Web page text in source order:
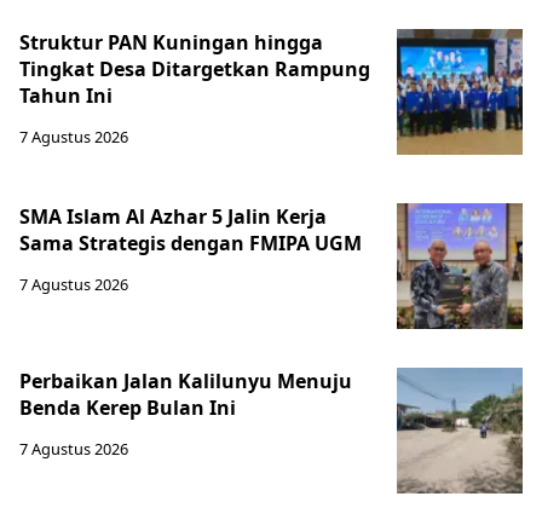
Struktur PAN Kuningan hingga
Tingkat Desa Ditargetkan Rampung
Tahun Ini
7 Agustus 2026
SMA Islam Al Azhar 5 Jalin Kerja
Sama Strategis dengan FMIPA UGM
7 Agustus 2026
Perbaikan Jalan Kalilunyu Menuju
Benda Kerep Bulan Ini
7 Agustus 2026